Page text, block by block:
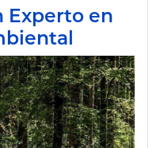
Experto en